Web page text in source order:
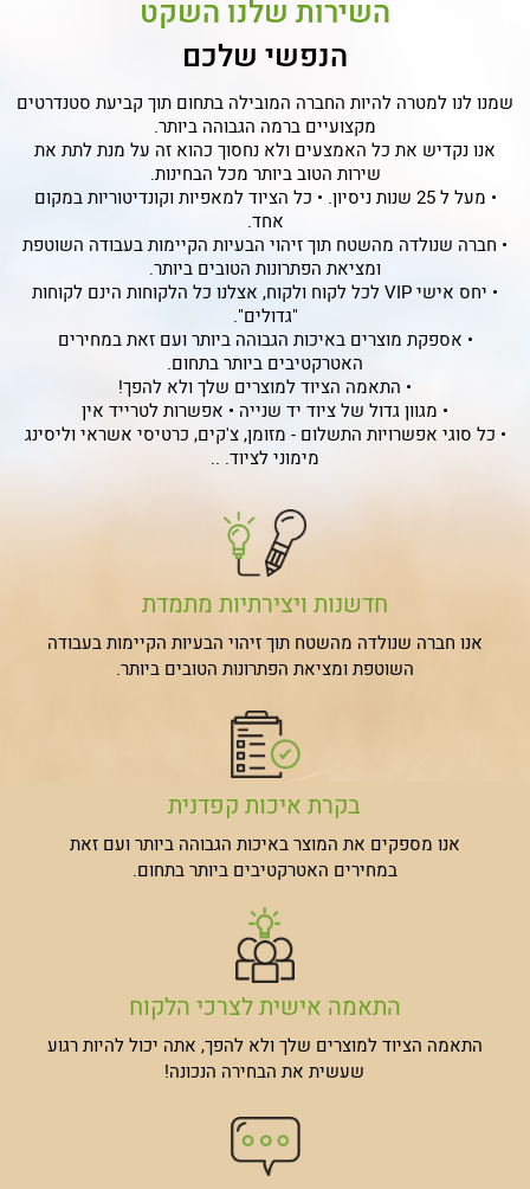
וייצור מכונות, תנורים, קוויי ייצור ועוד..
השירות שלנו השקט
הנפשי שלכם
שמנו לנו למטרה להיות החברה המובילה בתחום תוך קביעת סטנדרטים
מקצועיים ברמה הגבוהה ביותר.
אנו נקדיש את כל האמצעים ולא נחסוך כהוא זה על מנת לתת את
שירות הטוב ביותר מכל הבחינות.
• מעל ל 25 שנות ניסיון. • כל הציוד למאפיות וקונדיטוריות במקום
אחד.
• חברה שנולדה מהשטח תוך זיהוי הבעיות הקיימות בעבודה השוטפת
ומציאת הפתרונות הטובים ביותר.
• יחס אישי VIP לכל לקוח ולקוח, אצלנו כל הלקוחות הינם לקוחות
"גדולים".
• אספקת מוצרים באיכות הגבוהה ביותר ועם זאת במחירים
האטרקטיבים ביותר בתחום.
• התאמה הציוד למוצרים שלך ולא להפך!
• מגוון גדול של ציוד יד שנייה • אפשרות לטרייד אין
• כל סוגי אפשרויות התשלום - מזומן, צ'קים, כרטיסי אשראי וליסינג
מימוני לציוד. ..
חדשנות ויצירתיות מתמדת
אנו חברה שנולדה מהשטח תוך זיהוי הבעיות הקיימות בעבודה
השוטפת ומציאת הפתרונות הטובים ביותר.
בקרת איכות קפדנית
אנו מספקים את המוצר באיכות הגבוהה ביותר ועם זאת
במחירים האטרקטיבים ביותר בתחום.
התאמה אישיתלצרכי הלקוח
התאמה הציוד למוצרים שלך ולא להפך, אתה יכול להיות רגוע
שעשית את הבחירה הנכונה!